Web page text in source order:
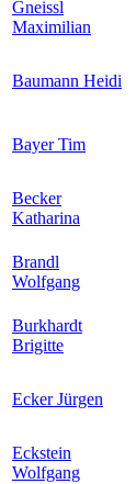
Gneissl
Maximilian
Baumann Heidi
Bayer Tim
Becker
Katharina
Brandl
Wolfgang
Burkhardt
Brigitte
Ecker Jürgen
Eckstein
Wolfgang